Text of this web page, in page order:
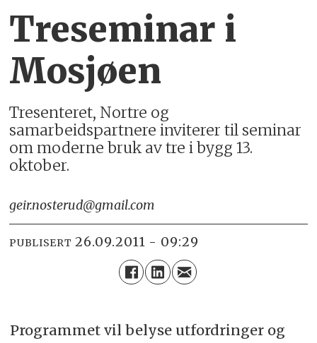
Treseminar i
Mosjøen
Tresenteret, Nortre og
samarbeidspartnere inviterer til seminar
om moderne bruk av tre i bygg 13.
oktober.
geir.nosterud@gmail.com
PUBLISERT 26.09.2011 - 09:29
Programmet vil belyse utfordringer og